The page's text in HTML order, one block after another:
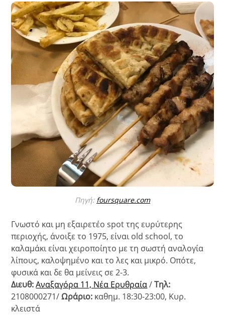
Πηγή: foursquare.com
Γνωστό και μη εξαιρετέο spot της ευρύτερης
περιοχής, άνοιξε το 1975, είναι old school, το
καλαμάκι είναι χειροποίητο με τη σωστή αναλογία
λίπους, καλοψημένο και το λες και μικρό. Οπότε,
φυσικά και δε θα μείνεις σε 2-3.
Διευθ:Αναξαγόρα 11, Νέα Ερυθραία/Τηλ:
2108000271/Ωράριο: καθημ. 18:30-23:00, Κυρ.
κλειστά